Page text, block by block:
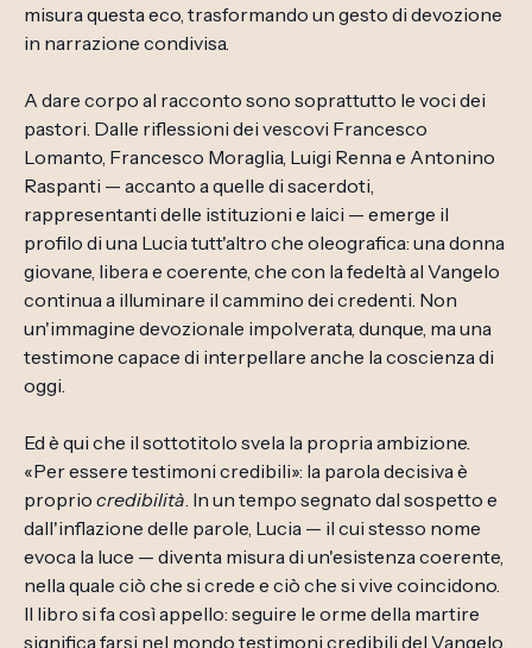
misura questa eco, trasformando un gesto di devozione
in narrazione condivisa.
A dare corpo al racconto sono soprattutto le voci dei
pastori. Dalle riflessioni dei vescovi Francesco
Lomanto, Francesco Moraglia, Luigi Renna e Antonino
Raspanti — accanto a quelle di sacerdoti,
rappresentanti delle istituzioni e laici — emerge il
profilo di una Lucia tutt'altro che oleografica: una donna
giovane, libera e coerente, che con la fedeltà al Vangelo
continua a illuminare il cammino dei credenti. Non
un'immagine devozionale impolverata, dunque, ma una
testimone capace di interpellare anche la coscienza di
oggi.
Ed è qui che il sottotitolo svela la propria ambizione.
«Per essere testimoni credibili»: la parola decisiva è
proprio credibilità . In un tempo segnato dal sospetto e
dall'inflazione delle parole, Lucia — il cui stesso nome
evoca la luce — diventa misura di un'esistenza coerente,
nella quale ciò che si crede e ciò che si vive coincidono.
Il libro si fa così appello: seguire le orme della martire
significa farsi nel mondo testimoni credibili del Vangelo,